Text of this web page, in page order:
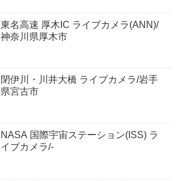
東名高速 厚木IC ライブカメラ(ANN)/
神奈川県厚木市
閉伊川・川井大橋 ライブカメラ/岩手
県宮古市
NASA 国際宇宙ステーション(ISS) ラ
イブカメラ/-